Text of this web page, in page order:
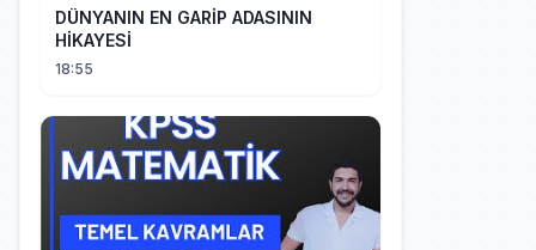
DÜNYANIN EN GARİP ADASININ
HİKAYESİ
18:55